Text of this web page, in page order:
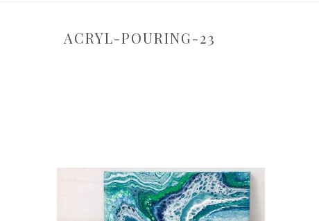
ACRYL-POURING-23